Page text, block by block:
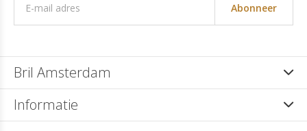
Abonneer
Bril Amsterdam
Informatie